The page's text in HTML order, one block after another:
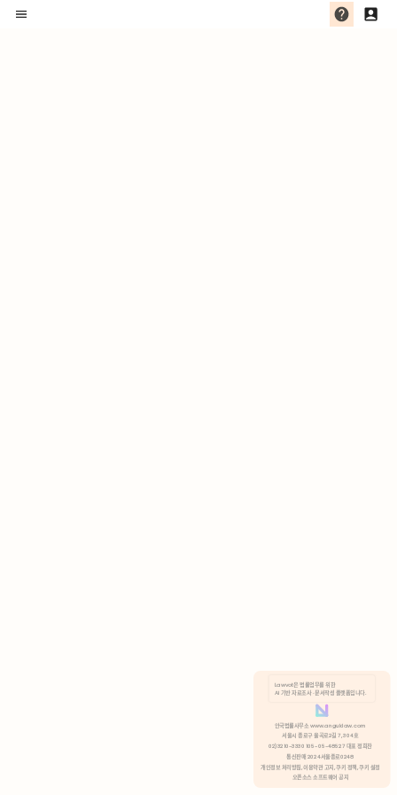
분석 쿠키 허용
Lawvot은 법률업무를 위한
AI 기반 자료조사 · 문서작성 플랫폼입니다.
안국법률사무소 www.anguklaw.com
서울시 종로구 율곡로2길 7, 304호
02)3210-3330 105-05-48527 대표 정희찬
통신판매 2024서울종로0248
개인정보 처리방침, 이용약관 고지, 쿠키 정책, 쿠키 설정
오픈소스 소프트웨어 공지